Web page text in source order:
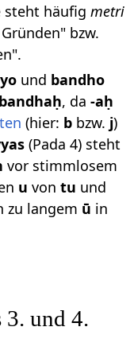
steht häufig metri
bzw.
und bandho
bandhaḥ, da -aḥ
(hier: bbzw. j)
(Pada 4) steht
vor stimmlosem
u von tu und
zu langem ū in
3. und 4.